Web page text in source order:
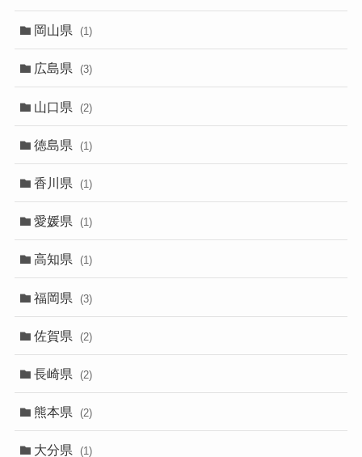
岡山県 (1)
広島県 (3)
山口県 (2)
徳島県 (1)
香川県 (1)
愛媛県 (1)
高知県 (1)
福岡県 (3)
佐賀県 (2)
長崎県 (2)
熊本県 (2)
大分県 (1)